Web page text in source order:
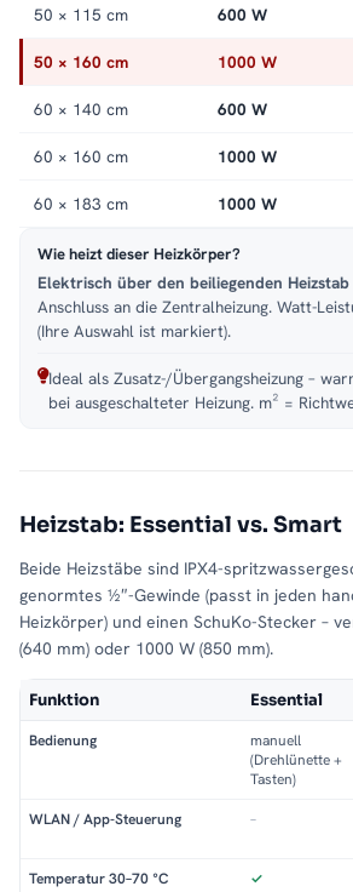
50 × 115 cm 600 W
50 × 160 cm 1000 W
60 × 140 cm 600 W
60 × 160 cm 1000 W
60 × 183 cm 1000 W
Wie heizt dieser Heizkörper?
Elektrisch über den beiliegenden Heizstab
Anschluss an die Zentralheizung. Watt-
(Ihre Auswahl ist markiert).
Ideal als Zusatz-/Übergangsheizung –
bei ausgeschalteter Heizung. m² =
Heizstab: Essential vs. Smart
Beide Heizstäbe sind IPX4-
genormtes ½″-Gewinde (passt in jeden
Heizkörper) und einen SchuKo-Stecker –
(640 mm) oder 1000 W (850 mm).
Funktion Essential
Bedienung
manuell
(Drehlünette +
Tasten)
WLAN / App-Steuerung –
Temperatur 30–70 °C ✓